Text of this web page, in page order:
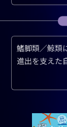
鰭脚類／鯨類
進出を支えた